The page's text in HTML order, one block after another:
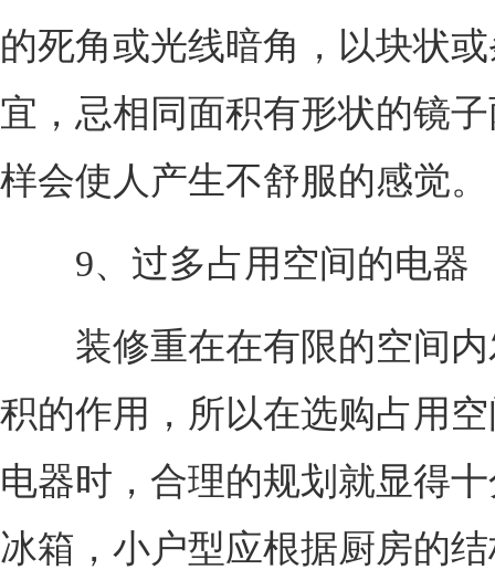
的死角或光线暗角，以块状
宜，忌相同面积有形状的镜
样会使人产生不舒服的感觉。
9、过多占用空间的电器
装修重在在有限的空间内
积的作用，所以在选购占用
电器时，合理的规划就显得
冰箱，小户型应根据厨房的